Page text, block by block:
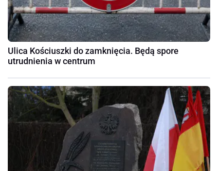
Ulica Kościuszki do zamknięcia. Będą spore
utrudnienia w centrum